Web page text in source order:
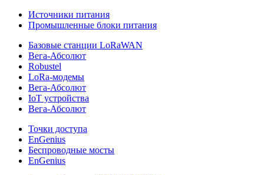
Источники питания
Промышленные блоки питания
Базовые станции LoRaWAN
Вега-Абсолют
Robustel
LoRa-модемы
Вега-Абсолют
IoT устройства
Вега-Абсолют
Точки доступа
EnGenius
Беспроводные мосты
EnGenius